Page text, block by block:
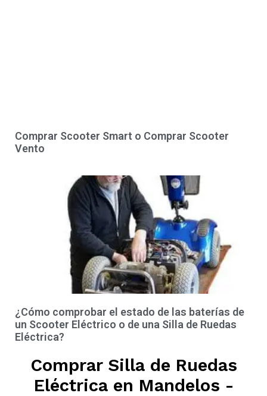
Comprar Scooter Smart o Comprar Scooter
Vento
¿Cómo comprobar el estado de las baterías de
un Scooter Eléctrico o de una Silla de Ruedas
Eléctrica?
Comprar Silla de Ruedas
Eléctrica en Mandelos -